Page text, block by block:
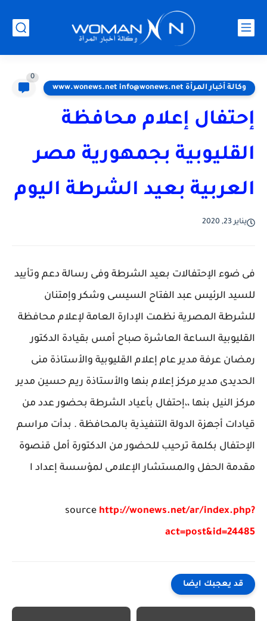
وكالة أخبار المرأة www.wonews.net info@wonews.net
0
إحتفال إعلام محافظة
القليوبية بجمهورية مصر
العربية بعيد الشرطة اليوم
يناير 23, 2020
فى ضوء الإحتفالات بعيد الشرطة وفى رسالة دعم وتأييد
للسيد الرئيس عبد الفتاح السيسى وشكر وإمتنان
للشرطة المصرية نظمت الإدارة العامة لإعلام محافظة
القليوبية الساعة العاشرة صباح أمس بقيادة الدكتور
رمضان عرفة مدير عام إعلام القليوبية والأستاذة منى
الحديدى مدير مركز إعلام بنها والأستاذة ريم حسين مدير
مركز النيل بنها ،،إحتفال بأعياد الشرطة بحضور عدد من
قيادات أجهزة الدولة التنفيذية بالمحافظة . بدأت مراسم
الإحتفال بكلمة ترحيب للحضور من الدكتورة أمل قنصوة
مقدمة الحفل والمستشار الإعلامى لمؤسسة إعداد ا
source http://wonews.net/ar/index.php?
act=post&id=24485
قد يعجبك ايضا